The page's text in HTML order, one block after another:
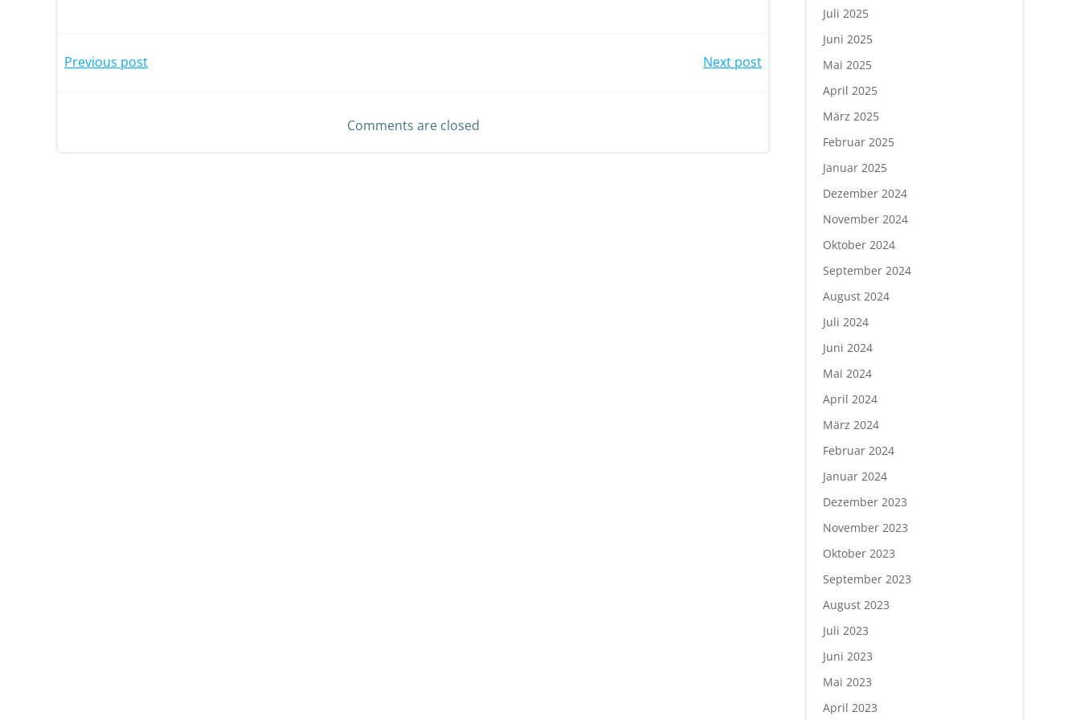
Previous post Next post
Comments are closed
Juli 2025
Juni 2025
Mai 2025
April 2025
März 2025
Februar 2025
Januar 2025
Dezember 2024
November 2024
Oktober 2024
September 2024
August 2024
Juli 2024
Juni 2024
Mai 2024
April 2024
März 2024
Februar 2024
Januar 2024
Dezember 2023
November 2023
Oktober 2023
September 2023
August 2023
Juli 2023
Juni 2023
Mai 2023
April 2023